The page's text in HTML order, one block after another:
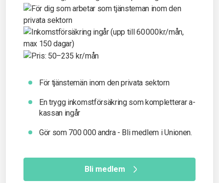
För tjänstemän inom den privata sektorn
En trygg inkomst­försäkring som kompletterar a-
kassan ingår
Gör som 700 000 andra - Bli medlem i Unionen.
Bli medlem